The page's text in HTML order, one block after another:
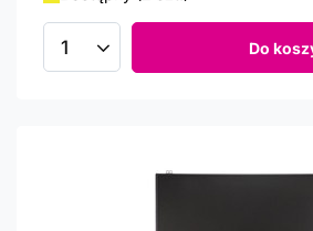
Ilość produktów Do